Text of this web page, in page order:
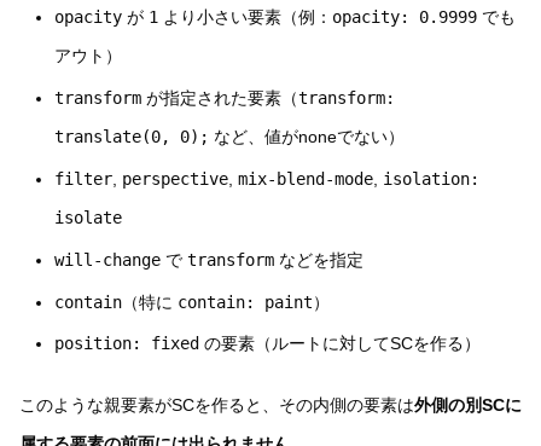
opacityが 1より小さい要素（例： opacity: 0.9999でも
アウト）
transformが指定された要素（transform:
translate(0, 0); など、値がnoneでない）
filter, perspective, mix-blend-mode, isolation:
isolate
will-changeで transformなどを指定
contain（特に contain: paint）
position: fixed の要素（ルートに対してSCを作る）
このような親要素がSCを作ると、その内側の要素は外側の別SCに